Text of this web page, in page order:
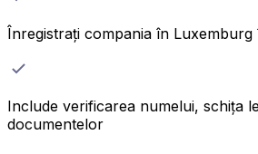
Înregistrați compania în Luxemburg
Include verificarea numelui, schița
documentelor